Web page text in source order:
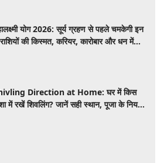
योग 2026: सूर्य ग्रहण से पहले चमकेगी इन
की किस्मत, करियर, कारोबार और धन में
Direction at Home: घर में किस
में रखें शिवलिंग? जानें सही स्थान, पूजा के नियम